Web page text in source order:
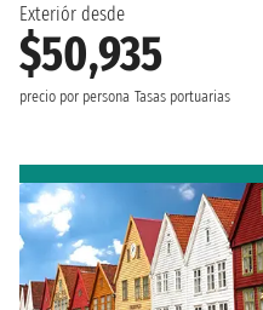
Exteriór desde
$50,935
precio por persona Tasas portuarias